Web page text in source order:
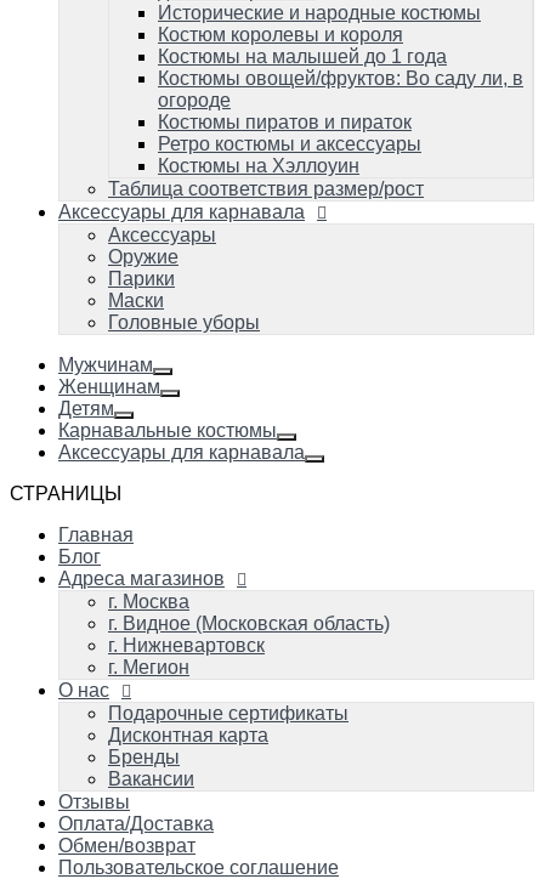
Парики
Маски
Головные уборы
Исторические и народные костюмы
Костюм королевы и короля
Костюмы на малышей до 1 года
Костюмы овощей/фруктов: Во саду ли, в
огороде
Костюмы пиратов и пираток
Ретро костюмы и аксессуары
Костюмы на Хэллоуин
Таблица соответствия размер/рост
Аксессуары для карнавала
Аксессуары
Оружие
Парики
Маски
Головные уборы
Мужчинам
Женщинам
Детям
Карнавальные костюмы
Аксессуары для карнавала
СТРАНИЦЫ
Главная
Блог
Адреса магазинов
г. Москва
г. Видное (Московская область)
г. Нижневартовск
г. Мегион
О нас
Подарочные сертификаты
Дисконтная карта
Бренды
Вакансии
Отзывы
Оплата/Доставка
Обмен/возврат
Пользовательское соглашение